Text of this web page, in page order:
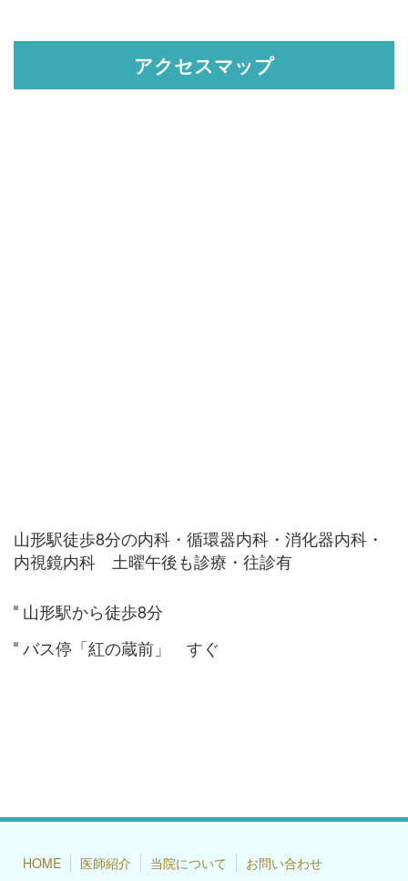
アクセスマップ
山形駅徒歩8分の内科・循環器内科・消化器内科・
内視鏡内科 土曜午後も診療・往診有
山形駅から徒歩8分
バス停「紅の蔵前」 すぐ
HOME 医師紹介 当院について お問い合わせ